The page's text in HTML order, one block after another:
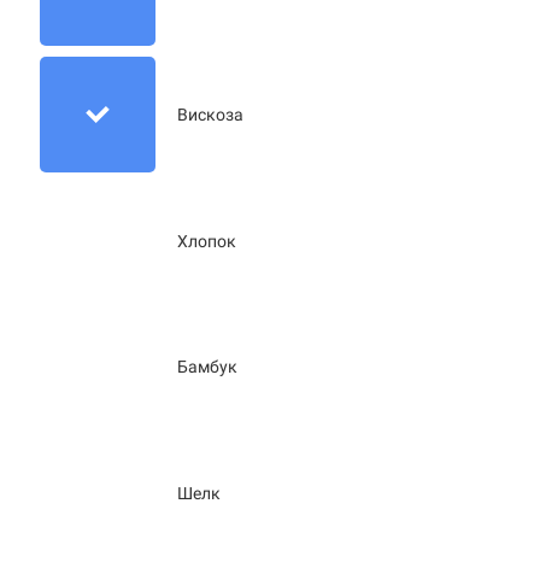
Вискоза
Хлопок
Бамбук
Шелк